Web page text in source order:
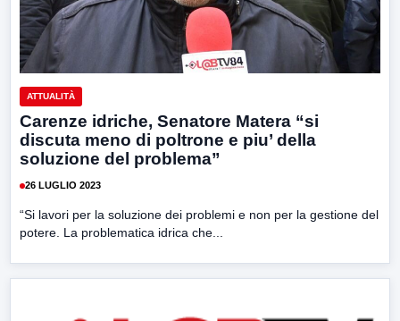
ATTUALITÀ
Carenze idriche, Senatore Matera “si
discuta meno di poltrone e piu’ della
soluzione del problema”
26 LUGLIO 2023
“Si lavori per la soluzione dei problemi e non per la gestione del
potere. La problematica idrica che...